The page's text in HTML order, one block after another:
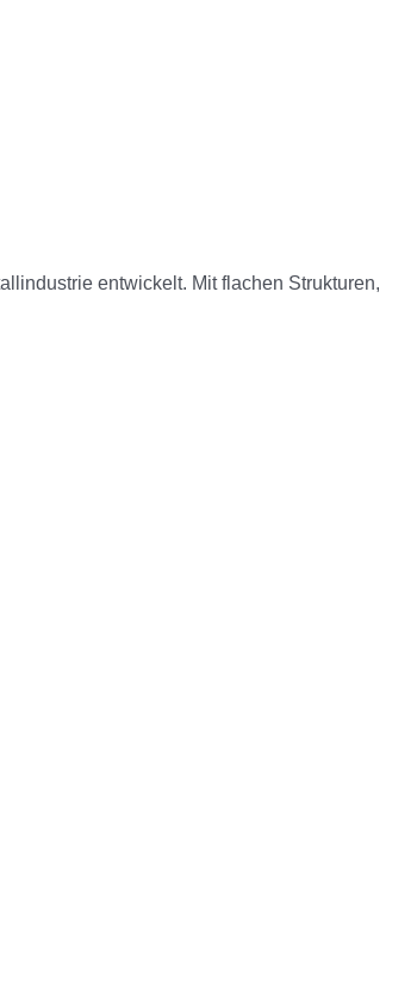
entwickelt. Mit flachen Strukturen,